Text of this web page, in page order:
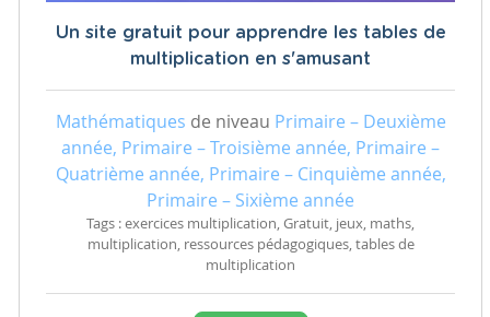
Un site gratuit pour apprendre les tables de
multiplication en s'amusant
Mathématiques de niveau Primaire – Deuxième
année, Primaire – Troisième année, Primaire –
Quatrième année, Primaire – Cinquième année,
Primaire – Sixième année
Tags : exercices multiplication, Gratuit, jeux, maths,
multiplication, ressources pédagogiques, tables de
multiplication